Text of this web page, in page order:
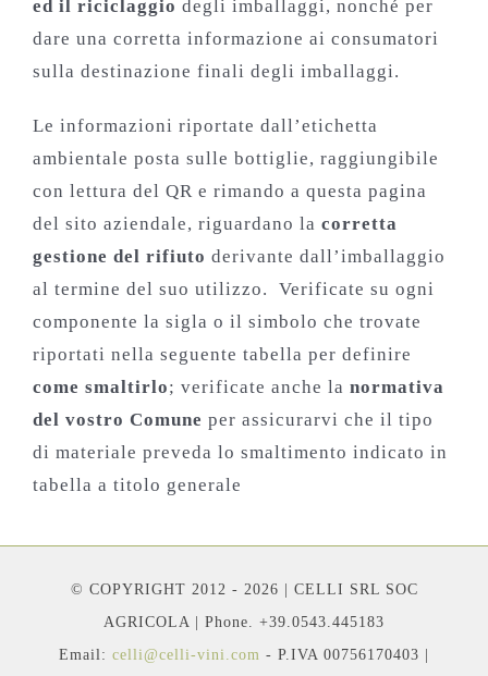
ed il riciclaggio degli imballaggi, nonché per
dare una corretta informazione ai consumatori
sulla destinazione finali degli imballaggi.
Le informazioni riportate dall’etichetta
ambientale posta sulle bottiglie, raggiungibile
con lettura del QR e rimando a questa pagina
del sito aziendale, riguardano la corretta
gestione del rifiuto derivante dall’imballaggio
al termine del suo utilizzo. Verificate su ogni
componente la sigla o il simbolo che trovate
riportati nella seguente tabella per definire
come smaltirlo; verificate anche la normativa
del vostro Comune per assicurarvi che il tipo
di materiale preveda lo smaltimento indicato in
tabella a titolo generale
© COPYRIGHT 2012 - 2026 | CELLI SRL SOC
AGRICOLA | Phone. +39.0543.445183
Email: celli@celli-vini.com - P.IVA 00756170403 |